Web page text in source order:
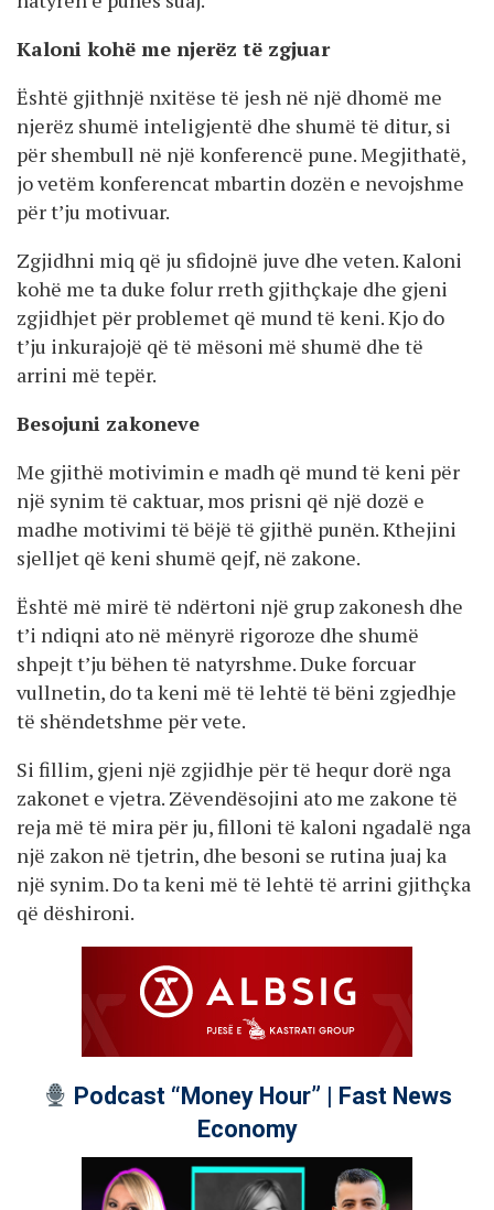
Kaloni kohë me njerëz të zgjuar
Është gjithnjë nxitëse të jesh në një dhomë me
njerëz shumë inteligjentë dhe shumë të ditur, si
për shembull në një konferencë pune. Megjithatë,
jo vetëm konferencat mbartin dozën e nevojshme
për t’ju motivuar.
Zgjidhni miq që ju sfidojnë juve dhe veten. Kaloni
kohë me ta duke folur rreth gjithçkaje dhe gjeni
zgjidhjet për problemet që mund të keni. Kjo do
t’ju inkurajojë që të mësoni më shumë dhe të
arrini më tepër.
Besojuni zakoneve
Me gjithë motivimin e madh që mund të keni për
një synim të caktuar, mos prisni që një dozë e
madhe motivimi të bëjë të gjithë punën. Kthejini
sjelljet që keni shumë qejf, në zakone.
Është më mirë të ndërtoni një grup zakonesh dhe
t’i ndiqni ato në mënyrë rigoroze dhe shumë
shpejt t’ju bëhen të natyrshme. Duke forcuar
vullnetin, do ta keni më të lehtë të bëni zgjedhje
të shëndetshme për vete.
Si fillim, gjeni një zgjidhje për të hequr dorë nga
zakonet e vjetra. Zëvendësojini ato me zakone të
reja më të mira për ju, filloni të kaloni ngadalë nga
një zakon në tjetrin, dhe besoni se rutina juaj ka
një synim. Do ta keni më të lehtë të arrini gjithçka
që dëshironi.
Podcast “Money Hour” | Fast News
Economy